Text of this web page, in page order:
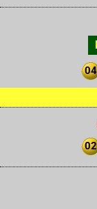
04
02